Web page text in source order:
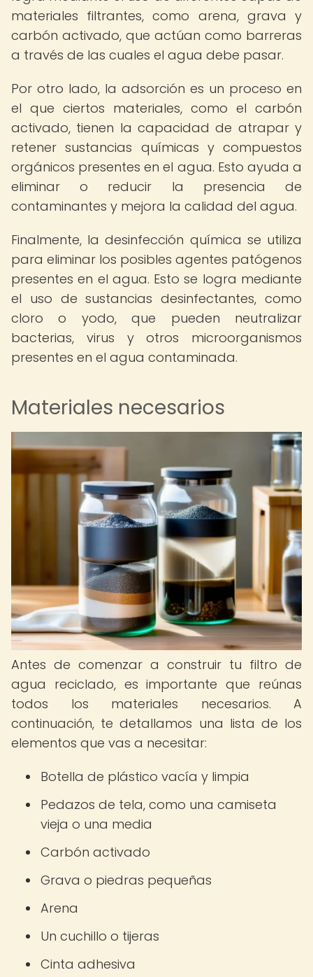
materiales filtrantes, como arena, grava y
carbón activado, que actúan como barreras
a través de las cuales el agua debe pasar.
Por otro lado, la adsorción es un proceso en
el que ciertos materiales, como el carbón
activado, tienen la capacidad de atrapar y
retener sustancias químicas y compuestos
orgánicos presentes en el agua. Esto ayuda a
eliminar o reducir la presencia de
contaminantes y mejora la calidad del agua.
Finalmente, la desinfección química se utiliza
para eliminar los posibles agentes patógenos
presentes en el agua. Esto se logra mediante
el uso de sustancias desinfectantes, como
cloro o yodo, que pueden neutralizar
bacterias, virus y otros microorganismos
presentes en el agua contaminada.
Materiales necesarios
Antes de comenzar a construir tu filtro de
agua reciclado, es importante que reúnas
todos los materiales necesarios. A
continuación, te detallamos una lista de los
elementos que vas a necesitar:
Botella de plástico vacía y limpia
Pedazos de tela, como una camiseta
vieja o una media
Carbón activado
Grava o piedras pequeñas
Arena
Un cuchillo o tijeras
Cinta adhesiva